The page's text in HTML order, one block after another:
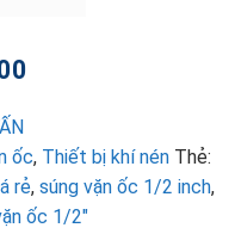
ốc, Thiết bị khí nén Thẻ:
rẻ, súng vặn ốc 1/2 inch,
ốc 1/2"